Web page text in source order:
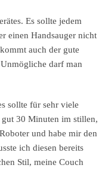
Es sollte jedem
einen Handsauger nicht
auch der gute
darf man
sollte für sehr viele
30 Minuten im stillen,
und habe mir den
ich diesen bereits
Stil, meine Couch